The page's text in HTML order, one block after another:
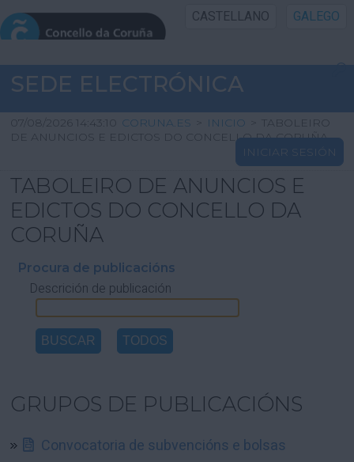
CASTELLANO GALEGO
INICIO SEDE
INICIO
INFORMACIÓN PÚBLICA
CARTAFOL CIDADÁN
AXUDA
SEDE ELECTRÓNICA
07/08/2026 14:43:10 CORUNA.ES > INICIO > TABOLEIRO
DE ANUNCIOS E EDICTOS DO CONCELLO DA CORUÑA
INICIAR SESIÓN
TABOLEIRO DE ANUNCIOS E
EDICTOS DO CONCELLO DA
CORUÑA
Procura de publicacións
Descrición de publicación
GRUPOS DE PUBLICACIÓNS
Convocatoria de subvencións e bolsas